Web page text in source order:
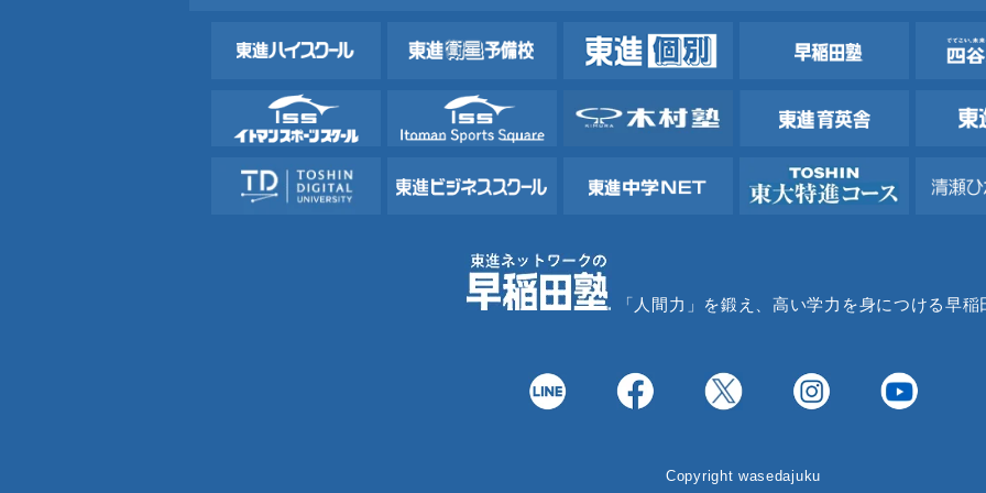
「人間力」を鍛え、高い学力を身につける早稲
Copyright wasedajuku